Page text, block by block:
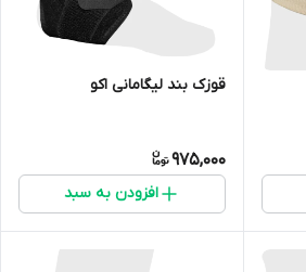
قوزک بند لیگامانی اکو
975,000
افزودن به سبد